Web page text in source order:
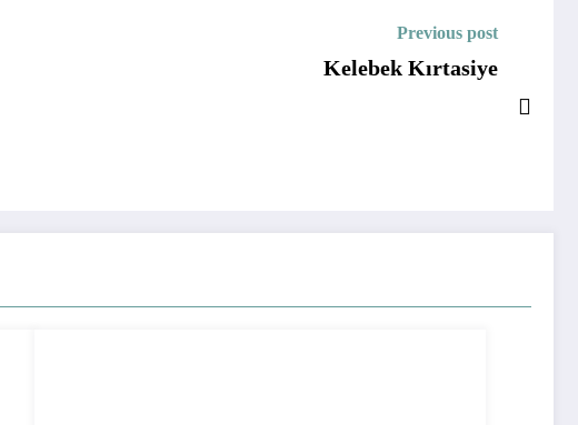
Previous post
Kelebek Kırtasiye